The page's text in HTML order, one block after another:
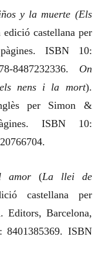
y la muerte (Els
castellana per
ISBN 10:
8487232336. On
nens i la mort).
per Simon &
ISBN 10:
amor(La llei de
castellana per
Editors, Barcelona,
8401385369. ISBN